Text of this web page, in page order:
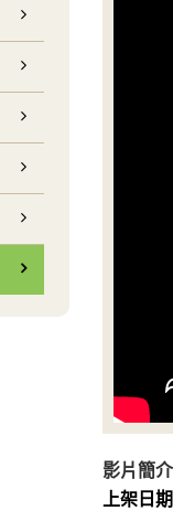
影片簡介
上架日期